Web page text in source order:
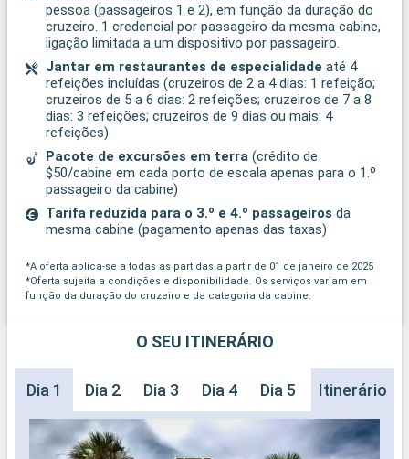
pessoa (passageiros 1 e 2), em função da duração do
cruzeiro. 1 credencial por passageiro da mesma cabine,
ligação limitada a um dispositivo por passageiro.
Jantar em restaurantes de especialidade até 4
refeições incluídas (cruzeiros de 2 a 4 dias: 1 refeição;
cruzeiros de 5 a 6 dias: 2 refeições; cruzeiros de 7 a 8
dias: 3 refeições; cruzeiros de 9 dias ou mais: 4
refeições)
Pacote de excursões em terra (crédito de
$50/cabine em cada porto de escala apenas para o 1.º
passageiro da cabine)
Tarifa reduzida para o 3.º e 4.º passageiros da
mesma cabine (pagamento apenas das taxas)
*A oferta aplica-se a todas as partidas a partir de 01 de janeiro de 2025
*Oferta sujeita a condições e disponibilidade. Os serviços variam em
função da duração do cruzeiro e da categoria da cabine.
O SEU ITINERÁRIO
Dia 1 Dia 2 Dia 3 Dia 4 Dia 5 Dia 6 Dia
Itinerário